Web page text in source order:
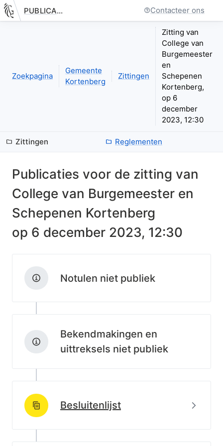
Nieuwe pagina: bestuurseenheid.zittingen.zitting.index
PUBLICATIE.GELINKT-NOTULEREN.VLAANDEREN.BE Contacteer ons
Zoekpagina
Gemeente
Kortenberg
Zittingen
Zitting van
College van
Burgemeester
en
Schepenen
Kortenberg,
op 6
december
2023, 12:30
Zittingen Reglementen
Publicaties voor de zitting van
College van Burgemeester en
Schepenen Kortenberg
op 6 december 2023, 12:30
Notulen niet publiek
Bekendmakingen en
uittreksels niet publiek
Besluitenlijst
http://data.lblod.info/id/lblod/besluitenlijsten/